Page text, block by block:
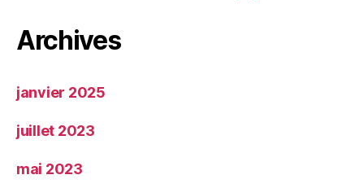
Archives
janvier 2025
juillet 2023
mai 2023